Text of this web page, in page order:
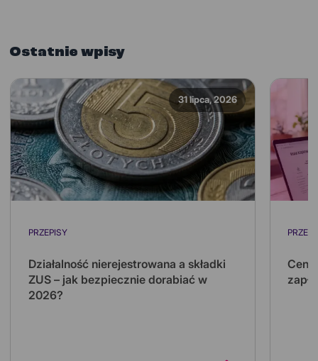
Ostatnie wpisy
31 lipca, 2026
PRZEPISY
Działalność nierejestrowana a składki
ZUS – jak bezpiecznie dorabiać w
2026?